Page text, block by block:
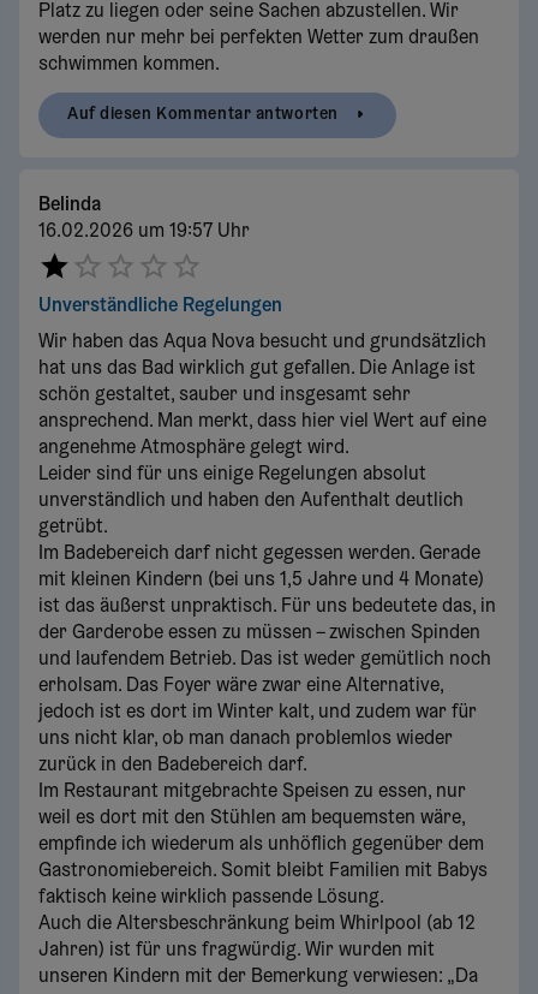
Platz zu liegen oder seine Sachen abzustellen. Wir
werden nur mehr bei perfekten Wetter zum draußen
schwimmen kommen.
Auf diesen Kommentar antworten
Belinda
16.02.2026 um 19:57 Uhr
Unverständliche Regelungen
Wir haben das Aqua Nova besucht und grundsätzlich
hat uns das Bad wirklich gut gefallen. Die Anlage ist
schön gestaltet, sauber und insgesamt sehr
ansprechend. Man merkt, dass hier viel Wert auf eine
angenehme Atmosphäre gelegt wird.
Leider sind für uns einige Regelungen absolut
unverständlich und haben den Aufenthalt deutlich
getrübt.
Im Badebereich darf nicht gegessen werden. Gerade
mit kleinen Kindern (bei uns 1,5 Jahre und 4 Monate)
ist das äußerst unpraktisch. Für uns bedeutete das, in
der Garderobe essen zu müssen – zwischen Spinden
und laufendem Betrieb. Das ist weder gemütlich noch
erholsam. Das Foyer wäre zwar eine Alternative,
jedoch ist es dort im Winter kalt, und zudem war für
uns nicht klar, ob man danach problemlos wieder
zurück in den Badebereich darf.
Im Restaurant mitgebrachte Speisen zu essen, nur
weil es dort mit den Stühlen am bequemsten wäre,
empfinde ich wiederum als unhöflich gegenüber dem
Gastronomiebereich. Somit bleibt Familien mit Babys
faktisch keine wirklich passende Lösung.
Auch die Altersbeschränkung beim Whirlpool (ab 12
Jahren) ist für uns fragwürdig. Wir wurden mit
unseren Kindern mit der Bemerkung verwiesen: „Da